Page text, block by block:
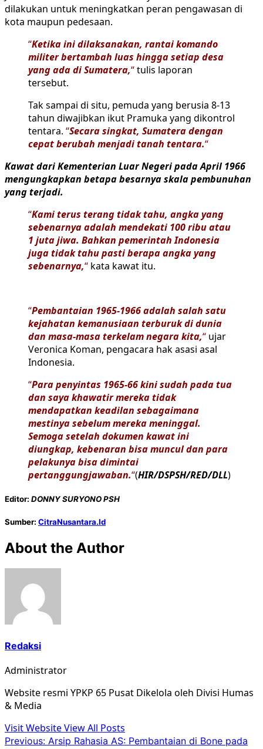
dilakukan untuk meningkatkan peran pengawasan di
kota maupun pedesaan.
“Ketika ini dilaksanakan, rantai komando
militer bertambah luas hingga setiap desa
yang ada di Sumatera,“tulis laporan
tersebut.
Tak sampai di situ, pemuda yang berusia 8-13
tahun diwajibkan ikut Pramuka yang dikontrol
tentara. “Secara singkat, Sumatera dengan
cepat berubah menjadi tanah tentara.“
Kawat dari Kementerian Luar Negeri pada April 1966
mengungkapkan betapa besarnya skala pembunuhan
yang terjadi.
“Kami terus terang tidak tahu, angka yang
sebenarnya adalah mendekati 100 ribu atau
1 juta jiwa. Bahkan pemerintah Indonesia
juga tidak tahu pasti berapa angka yang
sebenarnya,“ kata kawat itu.
“Pembantaian 1965-1966 adalah salah satu
kejahatan kemanusiaan terburuk di dunia
dan masa-masa terkelam negara kita,“ ujar
Veronica Koman, pengacara hak asasi asal
Indonesia.
“Para penyintas 1965-66 kini sudah pada tua
dan saya khawatir mereka tidak
mendapatkan keadilan sebagaimana
mestinya sebelum mereka meninggal.
Semoga setelah dokumen kawat ini
diungkap, kebenaran bisa muncul dan para
pelakunya bisa dimintai
pertanggungjawaban.“(HIR/DSPSH/RED/DLL)
Editor: DONNY SURYONO PSH
Sumber: CitraNusantara.Id
About the Author
Redaksi
Administrator
Website resmi YPKP 65 Pusat Dikelola oleh Divisi Humas
& Media
Visit WebsiteView All Posts
Post
Previous: Arsip Rahasia AS: Pembantaian di Bone pada